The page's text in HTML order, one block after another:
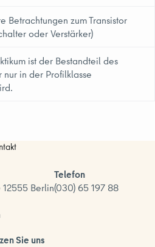
Betrachtungen zum Transistor
oder Verstärker)
ist der Bestandteil des
nur in der Profilklasse
Berlin
Telefon
(030) 65 197 88
Sie uns